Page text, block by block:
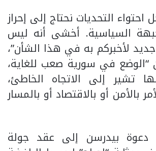
التحديات نحتاج إلى إحراز
السياسية. أخشى أنه ليس
لأخبركم به في هذا الشأن”،
في سورية صعب للغاية،
تشير إلى الاتجاه الخاطئ،
بالأمن أو بالاقتصاد أو بالمسار
دعوة بيدرسن إلى عقد جولة